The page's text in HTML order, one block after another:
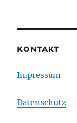
KONTAKT
Impressum
Datenschutz